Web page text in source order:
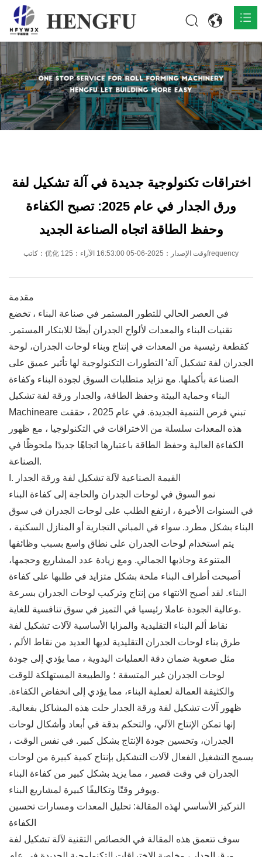
المنزل
المنتجات 
حول 
اختراقات تكنولوجية جديدة في آلة تشكيل لفة
ورق الجدار في عام 2025: تصبح الكفاءة
وحفظ الطاقة اتجاه الصناعة الجديد
كاتب：优化 وقت الإصدار：2025-06-05 16:53:00 الآراء：125frequency
مقدمة
في العصر الحالي للتطور المستمر في صناعة البناء ، تخضع
تقنيات البناء والمعدات لألواح الجدران أيضًا للابتكار المستمر.
كقطعة رئيسية من المعدات في إنتاج وبناء لوحات الجدران، لوحة
الجدران لفة تشكيل آلة' التطورات التكنولوجية لها تأثير عميق على
الصناعة بأكملها. مع تزايد متطلبات السوق لجودة البناء وكفاءة
البناء وحماية البيئة وحفظ الطاقة، والجدار ورقة لفة تشكيل
Machineare تبني فرص التنمية الجديدة. في عام 2025 ، حققت
هذه المعدات سلسلة من الاختراقات في التكنولوجيا ، مع ظهور
الكفاءة العالية وحفظ الطاقة باعتبارها اتجاهًا جديدًا ملحوظًا في
الصناعة.
I. القيمة الصناعية لآلة تشكيل لفة ورقة الجدار
نمو السوق في لوحات الجدران والحاجة إلى كفاءة البناء
في السنوات الأخيرة ، ارتفع الطلب على لوحات الجدران في سوق
البناء بشكل مطرد. سواء في المباني التجارية أو المنازل السكنية ،
يتم استخدام لوحات الجدران على نطاق واسع بسبب وظائفها
المتنوعة وجاذبها الجمالي. ومع زيادة عدد المشاريع وحجمها،
أصبحت أطراف البناء ملحة بشكل متزايد في طلبها على كفاءة
البناء. لقد أصبح الانتهاء من إنتاج وتركيب لوحات الجدران بسرعة
وعالية الجودة عاملا رئيسيا في التميز في سوق تنافسية للغاية.
نقاط ألم البناء التقليدية والمزايا الأساسية لآلات تشكيل لفة
طرق بناء لوحات الجدران التقليدية لديها العديد من نقاط الألم ،
مثل صعوبة ضمان دقة العمليات اليدوية ، مما يؤدي إلى جودة
لوحات الجدران غير المتسقة ؛ والطبيعة المستهلكة للوقت
والكثيفة العمالة لعملية البناء، مما يؤدي إلى انخفاض الكفاءة.
ظهور آلات تشكيل لفة ورقة الجدار حلت هذه المشاكل بفعالية.
إنها تمكن الإنتاج الآلي، والتحكم بدقة في أبعاد وأشكال لوحات
الجدران، وتحسين جودة الإنتاج بشكل كبير. في نفس الوقت ،
يسمح التشغيل الفعال لآلات التشكيل بإنتاج كمية كبيرة من لوحات
الجدران في وقت قصير ، مما يزيد بشكل كبير من كفاءة البناء
ويوفر وقتًا وتكاليفًا كبيرة لمشاريع البناء.
التركيز الأساسي لهذه المقالة: تحليل المعدات ومسارات تحسين
الكفاءة
سوف تتعمق هذه المقالة في الخصائص التقنية لآلة تشكيل لفة